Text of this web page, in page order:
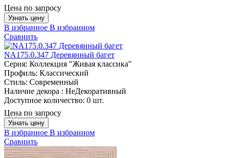
Цена по запросу
Узнать цену
В избранное В избранном
Сравнить
NA175.0.347 Деревянный багет
Серия: Коллекция "Живая классика"
Профиль: Классический
Стиль: Современный
Наличие декора : НеДекоративный
Доступное количество: 0 шт.
Цена по запросу
Узнать цену
В избранное В избранном
Сравнить